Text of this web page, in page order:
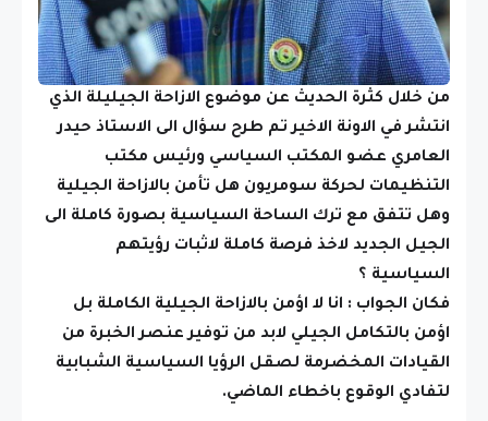
من خلال كثرة الحديث عن موضوع الازاحة الجيليلة الذي
انتشر في الاونة الاخير تم طرح سؤال الى الاستاذ حيدر
العامري عضو المكتب السياسي ورئيس مكتب
التنظيمات لحركة سومريون هل تأمن بالازاحة الجيلية
وهل تتفق مع ترك الساحة السياسية بصورة كاملة الى
الجيل الجديد لاخذ فرصة كاملة لاثبات رؤيتهم
السياسية ؟
فكان الجواب : انا لا اؤمن بالازاحة الجيلية الكاملة بل
اؤمن بالتكامل الجيلي لابد من توفير عنصر الخبرة من
القيادات المخضرمة لصقل الرؤيا السياسية الشبابية
لتفادي الوقوع باخطاء الماضي.